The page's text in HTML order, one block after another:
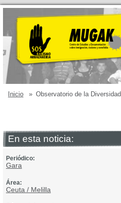
Inicio » Observatorio de la Diversidad
En esta noticia:
Periódico:
Gara
Área:
Ceuta / Melilla